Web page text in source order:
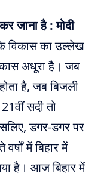
जाना है : मोदी
के विकास का उल्लेख
अधूरा है। जब
है, जब बिजली
सदी तो
डगर-डगर पर
में बिहार में
है। आज बिहार में